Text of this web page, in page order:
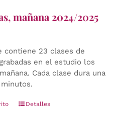
mañana 2024/2025
contiene 23 clases de
en el estudio los
Cada clase dura una
Detalles